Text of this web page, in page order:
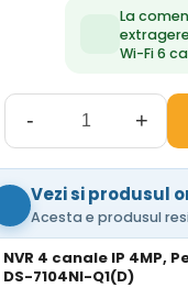
La
Wi-Fi 6
- +
Vezi si produsul
Acesta e produsul
NVR 4 canale IP 4MP,
DS-7104NI-Q1(D)